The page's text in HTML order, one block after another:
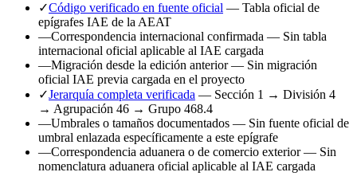
✓Código verificado en fuente oficial — Tabla oficial de
epígrafes IAE de la AEAT
—Correspondencia internacional confirmada — Sin tabla
internacional oficial aplicable al IAE cargada
—Migración desde la edición anterior— Sin migración
oficial IAE previa cargada en el proyecto
✓Jerarquía completa verificada — Sección 1 → División 4
→ Agrupación 46 → Grupo 468.4
—Umbrales o tamaños documentados — Sin fuente oficial de
umbral enlazada específicamente a este epígrafe
—Correspondencia aduanera o de comercio exterior— Sin
nomenclatura aduanera oficial aplicable al IAE cargada